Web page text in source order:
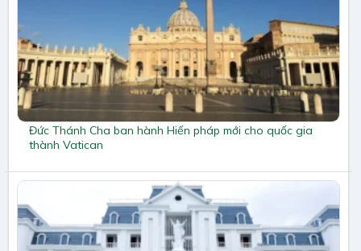
Đức Thánh Cha ban hành Hiến pháp mới cho quốc gia
thành Vatican